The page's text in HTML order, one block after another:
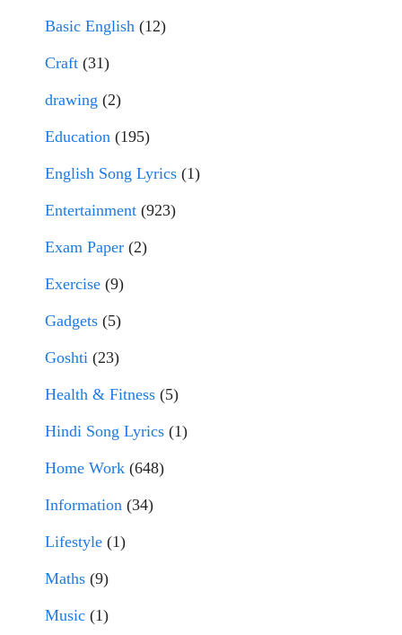
Basic English (12)
Craft (31)
drawing (2)
Education (195)
English Song Lyrics (1)
Entertainment (923)
Exam Paper (2)
Exercise (9)
Gadgets (5)
Goshti (23)
Health & Fitness (5)
Hindi Song Lyrics (1)
Home Work (648)
Information (34)
Lifestyle (1)
Maths (9)
Music (1)